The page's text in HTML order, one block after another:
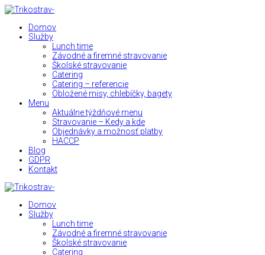
Domov
Služby
Lunch time
Závodné a firemné stravovanie
Školské stravovanie
Catering
Catering – referencie
Obložené misy, chlebíčky, bagety
Menu
Aktuálne týždňové menu
Stravovanie – Kedy a kde
Objednávky a možnosť platby
HACCP
Blog
GDPR
Kontakt
Domov
Služby
Lunch time
Závodné a firemné stravovanie
Školské stravovanie
Catering